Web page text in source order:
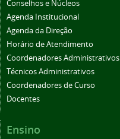
Conselhos e Núcleos
Agenda Institucional
Agenda da Direção
Horário de Atendimento
Coordenadores Administrativos
Técnicos Administrativos
Coordenadores de Curso
Docentes
Ensino